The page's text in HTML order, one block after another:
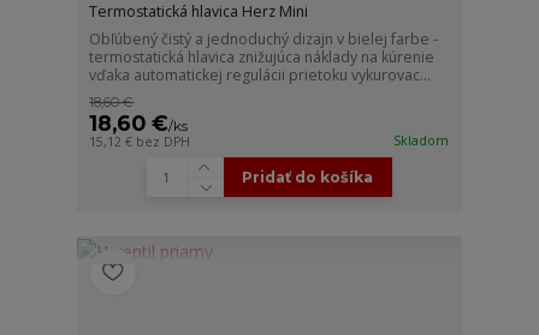
Termostatická hlavica Herz Mini
Obľúbený čistý a jednoduchý dizajn v bielej farbe -
termostatická hlavica znižujúca náklady na kúrenie
vďaka automatickej regulácii prietoku vykurovac...
18,60 €
18,60 €/ks
15,12 € bez DPH Skladom
Pridať do košíka